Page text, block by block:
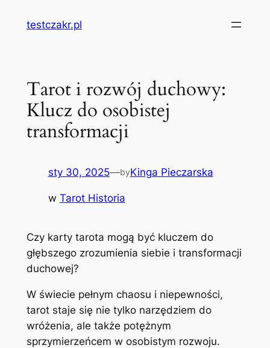
testczakr.pl
Tarot i rozwój duchowy:
Klucz do osobistej
transformacji
sty 30, 2025—byKinga Pieczarska
w Tarot Historia
Czy karty tarota mogą być kluczem do
głębszego zrozumienia siebie i transformacji
duchowej?
W świecie pełnym chaosu i niepewności,
tarot staje się nie tylko narzędziem do
wróżenia, ale także potężnym
sprzymierzeńcem w osobistym rozwoju.